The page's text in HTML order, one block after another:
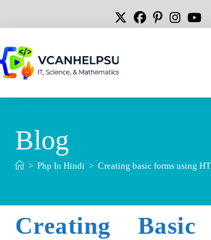
Blog
> Php In Hindi > Creating basic forms using
Creating Basic